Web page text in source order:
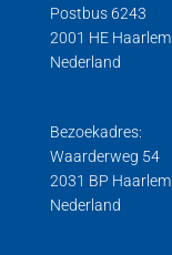
Postbus 6243
2001 HE Haarlem
Nederland
Bezoekadres:
Waarderweg 54
2031 BP Haarlem
Nederland